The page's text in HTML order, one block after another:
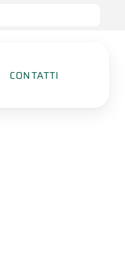
CONTATTI